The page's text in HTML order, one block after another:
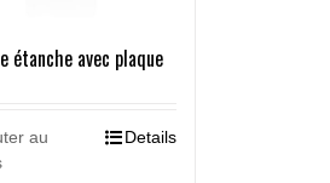
étanche avec plaque
au
Details